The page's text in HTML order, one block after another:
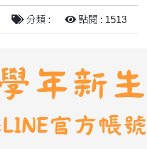
分類 : 點閱 : 1513